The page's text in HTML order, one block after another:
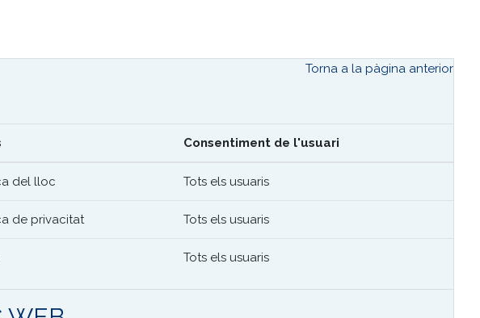
Torna a la pàgina anterior
Consentiment de l'usuari
del lloc Tots els usuaris
de privacitat Tots els usuaris
Tots els usuaris